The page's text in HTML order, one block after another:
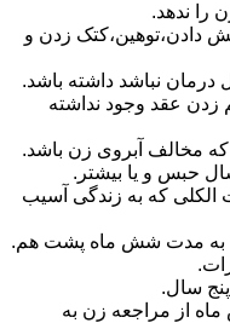
را ندهد.
دادن،توهین،کتک زدن و
درمان نباشد داشته باشد.
زدن عقد وجود نداشته
که مخالف آبروی زن باشد.
الکلی که به زندگی آسیب
به مدت شش ماه پشت هم.
سال.
از مراجعه زن به